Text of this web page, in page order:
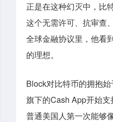
正是在这种幻灭中，比
这个无需许可、抗审查
全球金融协议里，他看
的理想。
Block对比特币的拥抱始
旗下的Cash App开始支
普通美国人第一次能够